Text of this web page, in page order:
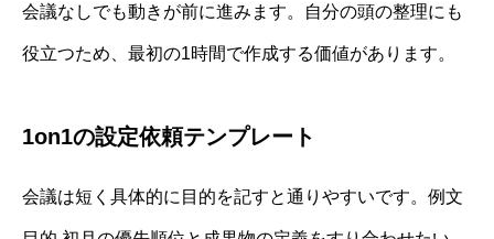
会議なしでも動きが前に進みます。自分の頭の整理にも
役立つため、最初の1時間で作成する価値があります。
1on1の設定依頼テンプレート
会議は短く具体的に目的を記すと通りやすいです。例文